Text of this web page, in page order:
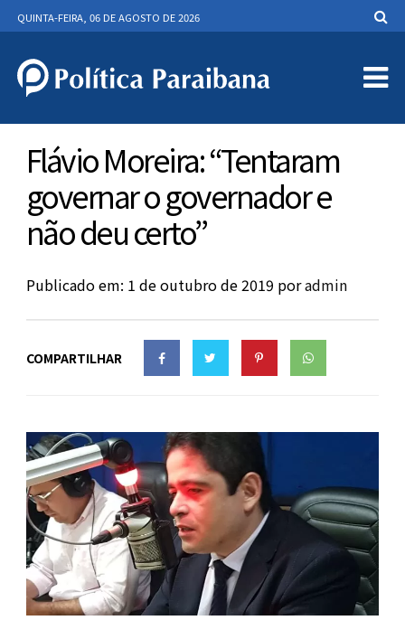
QUINTA-FEIRA, 06 DE AGOSTO DE 2026
Flávio Moreira: “Tentaram
governar o governador e
não deu certo”
Publicado em: 1 de outubro de 2019 poradmin
COMPARTILHAR